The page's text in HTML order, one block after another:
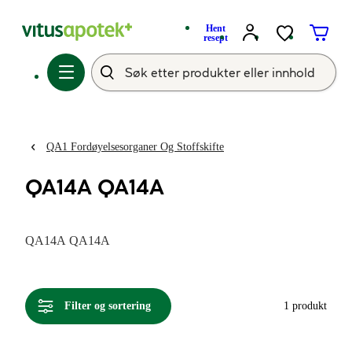
Hent
resept
QA1 Fordøyelsesorganer Og Stoffskifte
QA14A QA14A
QA14A QA14A
Filter og sortering 1 produkt